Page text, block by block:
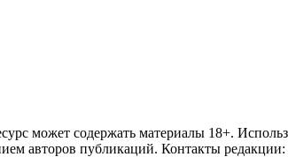
содержать материалы 18+.
авторов публикаций. Контакты